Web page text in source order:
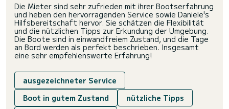
Die Mieter sind sehr zufrieden mit ihrer Bootserfahrung
und heben den hervorragenden Service sowie Daniele's
Hilfsbereitschaft hervor. Sie schätzen die Flexibilität
und die nützlichen Tipps zur Erkundung der Umgebung.
Die Boote sind in einwandfreiem Zustand, und die Tage
an Bord werden als perfekt beschrieben. Insgesamt
eine sehr empfehlenswerte Erfahrung!
ausgezeichneter Service
Boot in gutem Zustand
nützliche Tipps